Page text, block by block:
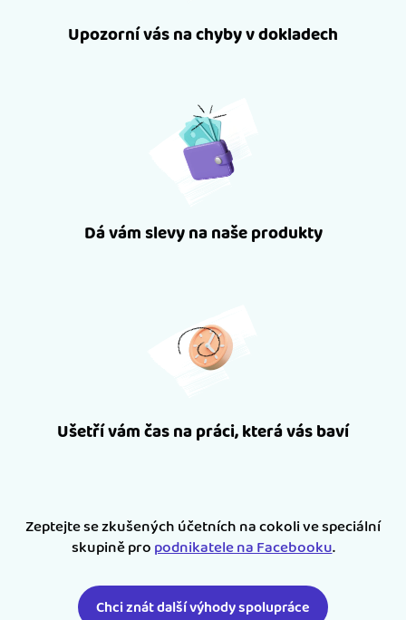
Upozorní vás na chyby v dokladech
Dá vám slevy na naše produkty
Ušetří vám čas na práci, která vás baví
Zeptejte se zkušených účetních na cokoli ve speciální
skupině propodnikatele na Facebooku.
Chci znát další výhody spolupráce